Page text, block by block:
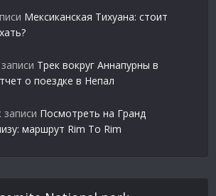
Мексиканская Тихуана: стоит
Трек вокруг Аннапурны в
о поездке в Непал
записи Посмотреть на Гранд
маршрут Rim To Rim